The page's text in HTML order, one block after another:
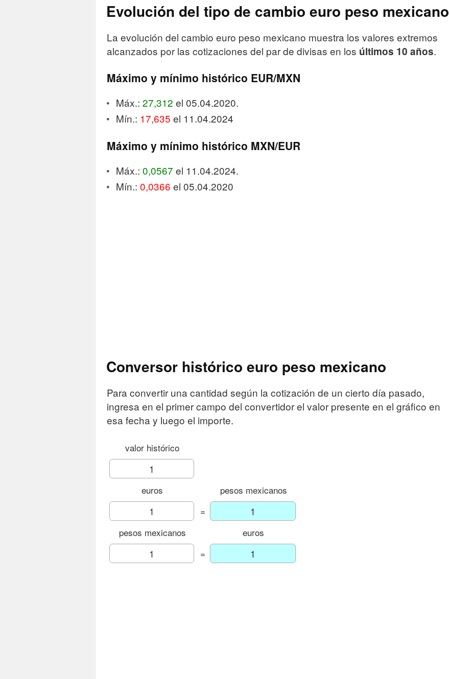
Evolución del tipo de cambio euro peso mexicano
La evolución del cambio euro peso mexicano muestra los valores extremos
alcanzados por las cotizaciones del par de divisas en los últimos 10 años.
Máximo y mínimo histórico EUR/MXN
Máx.: 27,312 el 05.04.2020.
Mín.: 17,635 el 11.04.2024
Máximo y mínimo histórico MXN/EUR
Máx.: 0,0567 el 11.04.2024.
Mín.: 0,0366 el 05.04.2020
Conversor histórico euro peso mexicano
Para convertir una cantidad según la cotización de un cierto día pasado,
ingresa en el primer campo del convertidor el valor presente en el gráfico en
esa fecha y luego el importe.
valor histórico
euros
pesos mexicanos
=
pesos mexicanos
euros
=